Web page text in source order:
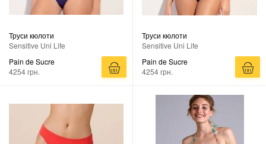
Труси кюлоти
Sensitive Uni Life
Pain de Sucre
4254 грн.
Труси кюлоти
Sensitive Uni Life
Pain de Sucre
4254 грн.